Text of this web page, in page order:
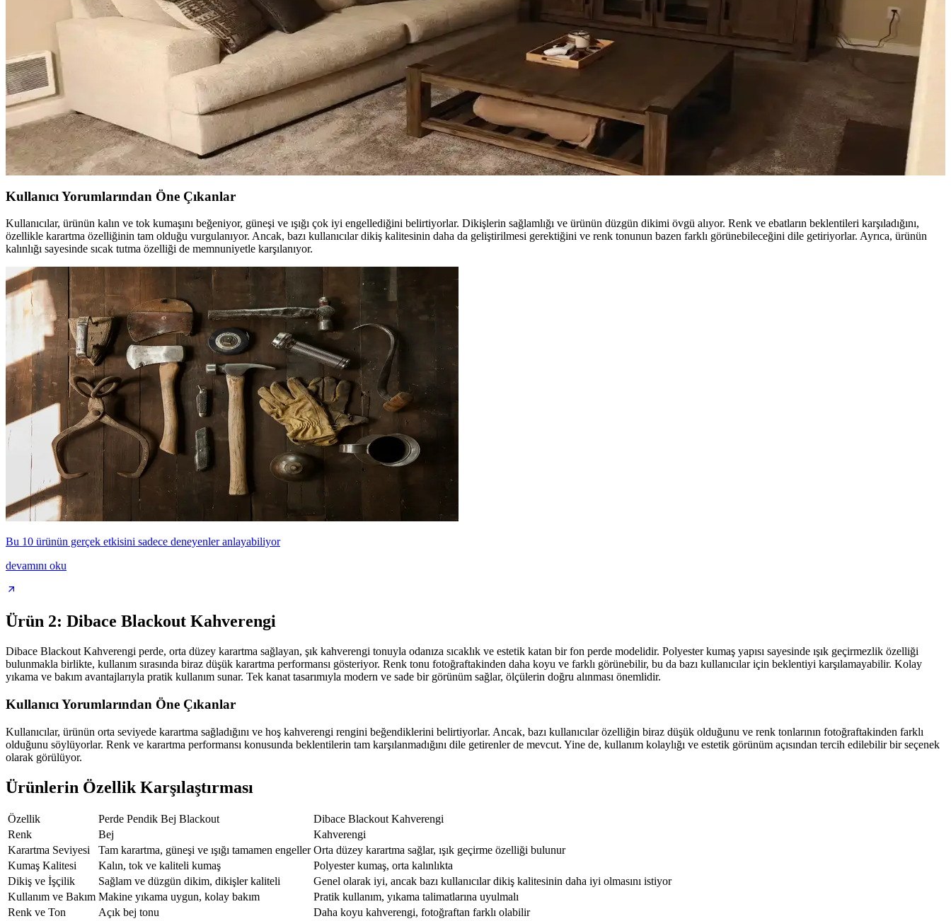
Sıcak Tonlu Mekanlarda Perde ve Perde Çubuğu Seçimi İçin Estetik ve Fonksiyonel Rehber
Sıcak beyaz duvarlar ve açık kahverengi zeminlerde perde ve perde çubuğu seçimi, estetik ve fonksiyonel açıdan mekanın atmosferini belirler. Doğru renk ve malzeme tercihleri mekana sıcaklık ve uyum katar.
Ev Dekorasyonunda Küçük Dokunuşlarla Mekanların Kişisel ve Estetik Dönüşümü
Ev dekorasyonunda aydınlatma, halı, sanat eserleri ve mobilya uyumu gibi küçük ama etkili dokunuşlar, mekanların kişisel ve estetik görünümünü önemli ölçüde değiştirir.
Küçük Oturma Odası Dekorasyonunda Denge ve Katmanlama Teknikleriyle Alanı Genişletme
Küçük oturma odalarında perde, aydınlatma, mobilya ve dekorasyon seçimleriyle denge ve katmanlama sağlanarak alan görsel olarak genişletilir ve fonksiyonellik artırılır.
Kullanıcı Yorumlarından Öne Çıkanlar
Kullanıcılar, ürünün kalın ve tok kumaşını beğeniyor, güneşi ve ışığı çok iyi engellediğini belirtiyorlar. Dikişlerin sağlamlığı ve ürünün düzgün dikimi övgü alıyor. Renk ve ebatların beklentileri karşıladığını,
özellikle karartma özelliğinin tam olduğu vurgulanıyor. Ancak, bazı kullanıcılar dikiş kalitesinin daha da geliştirilmesi gerektiğini ve renk tonunun bazen farklı görünebileceğini dile getiriyorlar. Ayrıca, ürünün
kalınlığı sayesinde sıcak tutma özelliği de memnuniyetle karşılanıyor.
Bu 10 ürünün gerçek etkisini sadece deneyenler anlayabiliyor
devamını oku
Ürün 2: Dibace Blackout Kahverengi
Dibace Blackout Kahverengi perde, orta düzey karartma sağlayan, şık kahverengi tonuyla odanıza sıcaklık ve estetik katan bir fon perde modelidir. Polyester kumaş yapısı sayesinde ışık geçirmezlik özelliği
bulunmakla birlikte, kullanım sırasında biraz düşük karartma performansı gösteriyor. Renk tonu fotoğraftakinden daha koyu ve farklı görünebilir, bu da bazı kullanıcılar için beklentiyi karşılamayabilir. Kolay
yıkama ve bakım avantajlarıyla pratik kullanım sunar. Tek kanat tasarımıyla modern ve sade bir görünüm sağlar, ölçülerin doğru alınması önemlidir.
Kullanıcı Yorumlarından Öne Çıkanlar
Kullanıcılar, ürünün orta seviyede karartma sağladığını ve hoş kahverengi rengini beğendiklerini belirtiyorlar. Ancak, bazı kullanıcılar özelliğin biraz düşük olduğunu ve renk tonlarının fotoğraftakinden farklı
olduğunu söylüyorlar. Renk ve karartma performansı konusunda beklentilerin tam karşılanmadığını dile getirenler de mevcut. Yine de, kullanım kolaylığı ve estetik görünüm açısından tercih edilebilir bir seçenek
olarak görülüyor.
Ürünlerin Özellik Karşılaştırması
Özellik Perde Pendik Bej Blackout
Dibace Blackout Kahverengi
Renk
Bej
Kahverengi
Karartma Seviyesi
Tam karartma, güneşi ve ışığı tamamen engeller Orta düzey karartma sağlar, ışık geçirme özelliği bulunur
Kumaş Kalitesi
Kalın, tok ve kaliteli kumaş
Polyester kumaş, orta kalınlıkta
Dikiş ve İşçilik
Sağlam ve düzgün dikim, dikişler kaliteli
Genel olarak iyi, ancak bazı kullanıcılar dikiş kalitesinin daha iyi olmasını istiyor
Kullanım ve Bakım Makine yıkama uygun, kolay bakım
Pratik kullanım, yıkama talimatlarına uyulmalı
Renk ve Ton
Açık bej tonu Daha koyu kahverengi, fotoğraftan farklı olabilir